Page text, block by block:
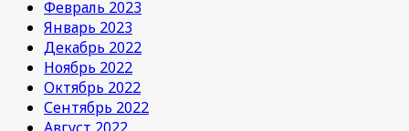
Февраль 2023
Январь 2023
Декабрь 2022
Ноябрь 2022
Октябрь 2022
Сентябрь 2022